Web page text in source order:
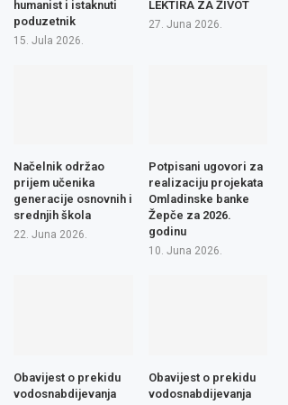
humanist i istaknuti
poduzetnik
15. Jula 2026.
LEKTIRA ZA ŽIVOT
27. Juna 2026.
Načelnik održao
prijem učenika
generacije osnovnih i
srednjih škola
22. Juna 2026.
Potpisani ugovori za
realizaciju projekata
Omladinske banke
Žepče za 2026.
godinu
10. Juna 2026.
Obavijest o prekidu
vodosnabdijevanja
Obavijest o prekidu
vodosnabdijevanja